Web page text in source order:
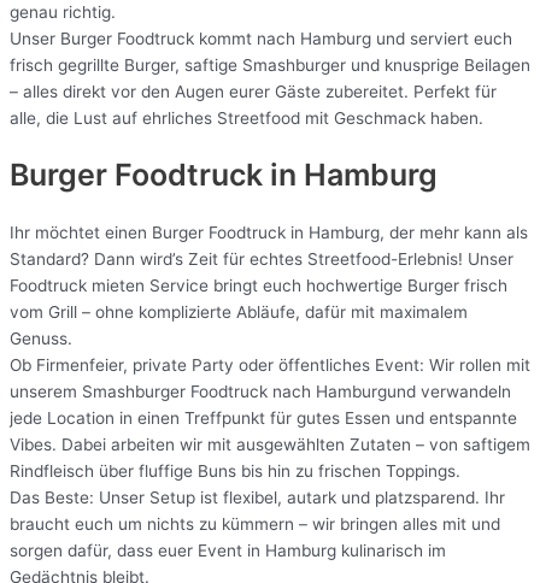
genau richtig.
Unser Burger Foodtruck kommt nach Hamburg und serviert euch
frisch gegrillte Burger, saftige Smashburger und knusprige Beilagen
– alles direkt vor den Augen eurer Gäste zubereitet. Perfekt für
alle, die Lust auf ehrliches Streetfood mit Geschmack haben.
Burger Foodtruck in Hamburg
Ihr möchtet einen Burger Foodtruck in Hamburg, der mehr kann als
Standard? Dann wird’s Zeit für echtes Streetfood-Erlebnis! Unser
Foodtruck mieten Service bringt euch hochwertige Burger frisch
vom Grill – ohne komplizierte Abläufe, dafür mit maximalem
Genuss.
Ob Firmenfeier, private Party oder öffentliches Event: Wir rollen mit
unserem Smashburger Foodtruck nach Hamburgund verwandeln
jede Location in einen Treffpunkt für gutes Essen und entspannte
Vibes. Dabei arbeiten wir mit ausgewählten Zutaten – von saftigem
Rindfleisch über fluffige Buns bis hin zu frischen Toppings.
Das Beste: Unser Setup ist flexibel, autark und platzsparend. Ihr
braucht euch um nichts zu kümmern – wir bringen alles mit und
sorgen dafür, dass euer Event in Hamburg kulinarisch im
Gedächtnis bleibt.